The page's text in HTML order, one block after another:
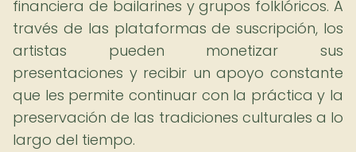
financiera de bailarines y grupos folklóricos. A
través de las plataformas de suscripción, los
artistas pueden monetizar sus
presentaciones y recibir un apoyo constante
que les permite continuar con la práctica y la
preservación de las tradiciones culturales a lo
largo del tiempo.